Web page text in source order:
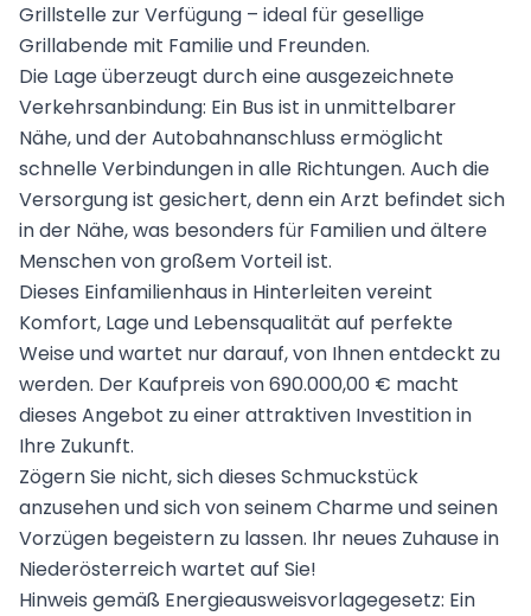
Grillstelle zur Verfügung – ideal für gesellige
Grillabende mit Familie und Freunden.
Die Lage überzeugt durch eine ausgezeichnete
Verkehrsanbindung: Ein Bus ist in unmittelbarer
Nähe, und der Autobahnanschluss ermöglicht
schnelle Verbindungen in alle Richtungen. Auch die
Versorgung ist gesichert, denn ein Arzt befindet sich
in der Nähe, was besonders für Familien und ältere
Menschen von großem Vorteil ist.
Dieses Einfamilienhaus in Hinterleiten vereint
Komfort, Lage und Lebensqualität auf perfekte
Weise und wartet nur darauf, von Ihnen entdeckt zu
werden. Der Kaufpreis von 690.000,00 € macht
dieses Angebot zu einer attraktiven Investition in
Ihre Zukunft.
Zögern Sie nicht, sich dieses Schmuckstück
anzusehen und sich von seinem Charme und seinen
Vorzügen begeistern zu lassen. Ihr neues Zuhause in
Niederösterreich wartet auf Sie!
Hinweis gemäß Energieausweisvorlagegesetz: Ein